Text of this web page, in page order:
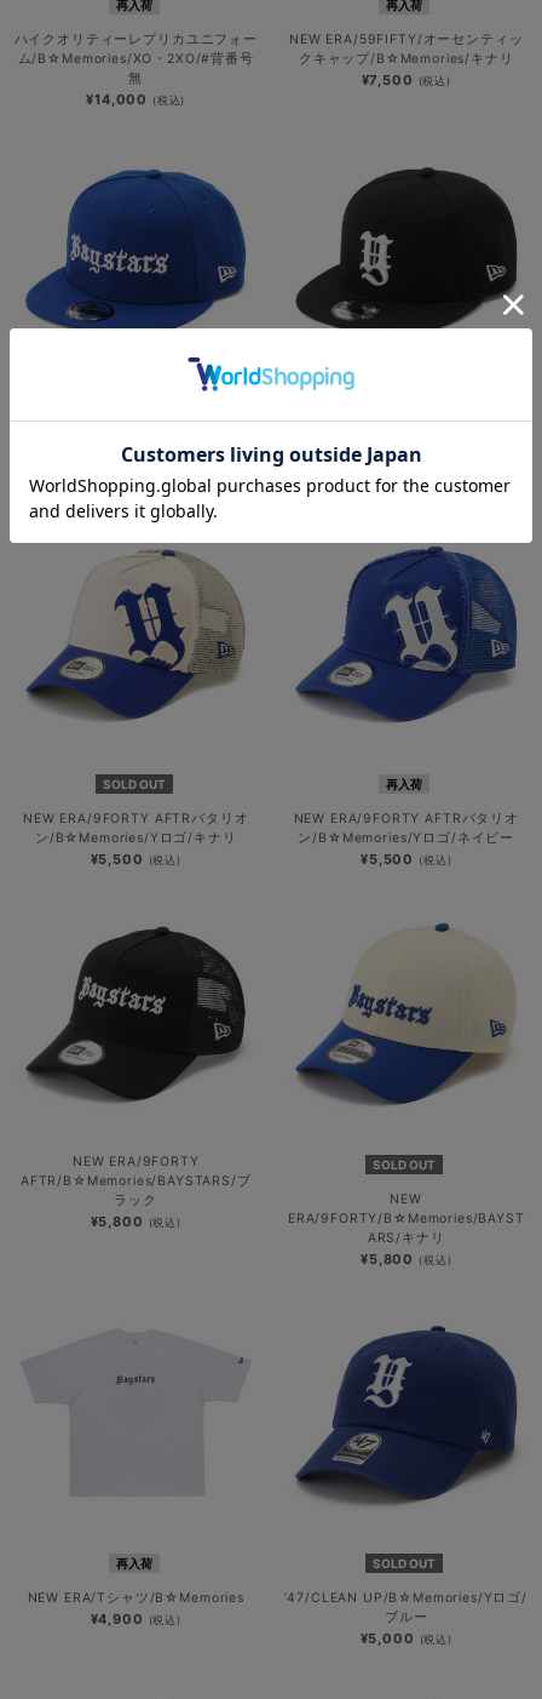
再入荷
ハイクオリティーレプリカユニフォー
ム/B☆Memories/XO・2XO/#背番号
無
¥14,000 (税込)
再入荷
NEW ERA/59FIFTY/オーセンティッ
クキャップ/B☆Memories/キナリ
¥7,500 (税込)
ERA/9FIFTY/B☆Memories/BAYSTA
¥6,800(税込)
ロゴ/ブラック
¥6,800 (税込)
SOLD OUT
NEW ERA/9FORTY AFTRバタリオ
ン/B☆Memories/Yロゴ/キナリ
¥5,500 (税込)
再入荷
NEW ERA/9FORTY AFTRバタリオ
ン/B☆Memories/Yロゴ/ネイビー
¥5,500 (税込)
NEW ERA/9FORTY
AFTR/B☆Memories/BAYSTARS/ブ
ラック
¥5,800 (税込)
SOLD OUT
NEW
ERA/9FORTY/B☆Memories/BAYST
ARS/キナリ
¥5,800 (税込)
再入荷
NEW ERA/Tシャツ/B☆Memories
¥4,900 (税込)
SOLD OUT
’47/CLEAN UP/B☆Memories/Yロゴ/
ブルー
¥5,000 (税込)